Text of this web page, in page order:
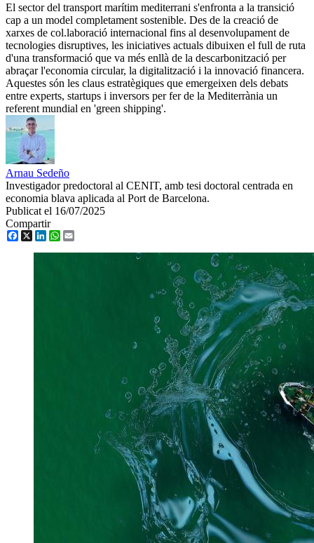
El sector del transport marítim mediterrani s'enfronta a la transició
cap a un model completament sostenible. Des de la creació de
xarxes de col.laboració internacional fins al desenvolupament de
tecnologies disruptives, les iniciatives actuals dibuixen el full de ruta
d'una transformació que va més enllà de la descarbonització per
abraçar l'economia circular, la digitalització i la innovació financera.
Aquestes són les claus estratègiques que emergeixen dels debats
entre experts, startups i inversors per fer de la Mediterrània un
referent mundial en 'green shipping'.
Arnau Sedeño
Investigador predoctoral al CENIT, amb tesi doctoral centrada en
economia blava aplicada al Port de Barcelona.
Publicat el 16/07/2025
Compartir
Facebook
X LinkedInWhatsApp